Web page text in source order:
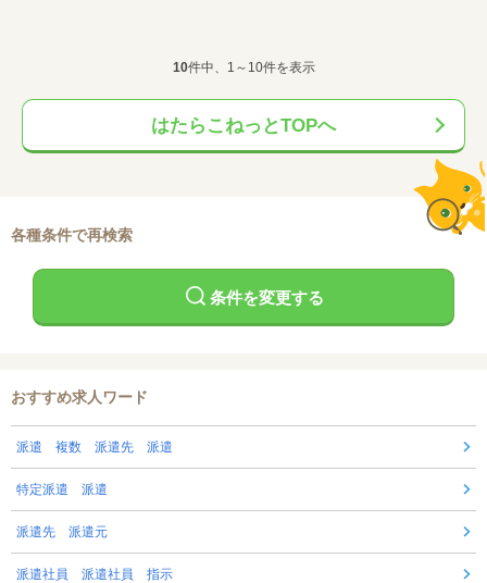
10件中、1～10件を表示
はたらこねっとTOPへ
各種条件で再検索
条件を変更する
おすすめ求人ワード
派遣 複数 派遣先 派遣
特定派遣 派遣
派遣先 派遣元
派遣社員 派遣社員 指示